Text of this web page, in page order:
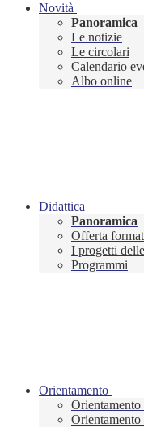
Novità
Panoramica
Le notizie
Le circolari
Calendario
Albo online
Didattica
Panoramica
Offerta
I progetti
Programmi
Orientamento
Orientamento
Orientamento